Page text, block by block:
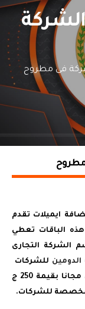
فى مطروح
ايميلات تقدم
الباقات تعطي
الشركة التجارى
الدومين للشركات
وهو اسم الشركة على الانترنت من رايز ايميل مجانا بقيمة 250 ج
للشركات.